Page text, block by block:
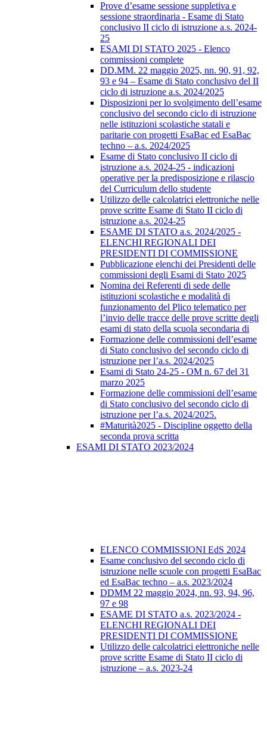
Prove d’esame sessione suppletiva e
sessione straordinaria - Esame di Stato
conclusivo II ciclo di istruzione a.s. 2024-
25
ESAMI DI STATO 2025 - Elenco
commissioni complete
DD.MM. 22 maggio 2025, nn. 90, 91, 92,
93 e 94 – Esame di Stato conclusivo del II
ciclo di istruzione a.s. 2024/2025
Disposizioni per lo svolgimento dell’esame
conclusivo del secondo ciclo di istruzione
nelle istituzioni scolastiche statali e
paritarie con progetti EsaBac ed EsaBac
techno – a.s. 2024/2025
Esame di Stato conclusivo II ciclo di
istruzione a.s. 2024-25 - indicazioni
operative per la predisposizione e rilascio
del Curriculum dello studente
Utilizzo delle calcolatrici elettroniche nelle
prove scritte Esame di Stato II ciclo di
istruzione a.s. 2024-25
ESAME DI STATO a.s. 2024/2025 -
ELENCHI REGIONALI DEI
PRESIDENTI DI COMMISSIONE
Pubblicazione elenchi dei Presidenti delle
commissioni degli Esami di Stato 2025
Nomina dei Referenti di sede delle
istituzioni scolastiche e modalità di
funzionamento del Plico telematico per
l’invio delle tracce delle prove scritte degli
esami di stato della scuola secondaria di
Formazione delle commissioni dell’esame
di Stato conclusivo del secondo ciclo di
istruzione per l’a.s. 2024/2025
Esami di Stato 24-25 - OM n. 67 del 31
marzo 2025
Formazione delle commissioni dell’esame
di Stato conclusivo del secondo ciclo di
istruzione per l’a.s. 2024/2025.
#Maturità2025 - Discipline oggetto della
seconda prova scritta
ESAMI DI STATO 2023/2024
ELENCO COMMISSIONI EdS 2024
Esame conclusivo del secondo ciclo di
istruzione nelle scuole con progetti EsaBac
ed EsaBac techno – a.s. 2023/2024
DDMM 22 maggio 2024, nn. 93, 94, 96,
97 e 98
ESAME DI STATO a.s. 2023/2024 -
ELENCHI REGIONALI DEI
PRESIDENTI DI COMMISSIONE
Utilizzo delle calcolatrici elettroniche nelle
prove scritte Esame di Stato II ciclo di
istruzione – a.s. 2023-24